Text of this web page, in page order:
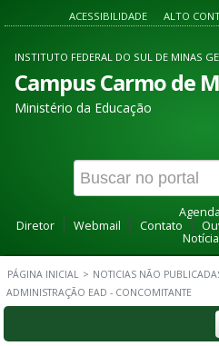
ACESSIBILIDADE ALTO
INSTITUTO FEDERAL DO SUL DE MINAS
Campus Carmo de
Ministério da Educação
Diretor
Webmail Contato
PÁGINA INICIAL > NOTICIAS NÃO
ADMINISTRAÇÃO EAD - CONCOMITANTE